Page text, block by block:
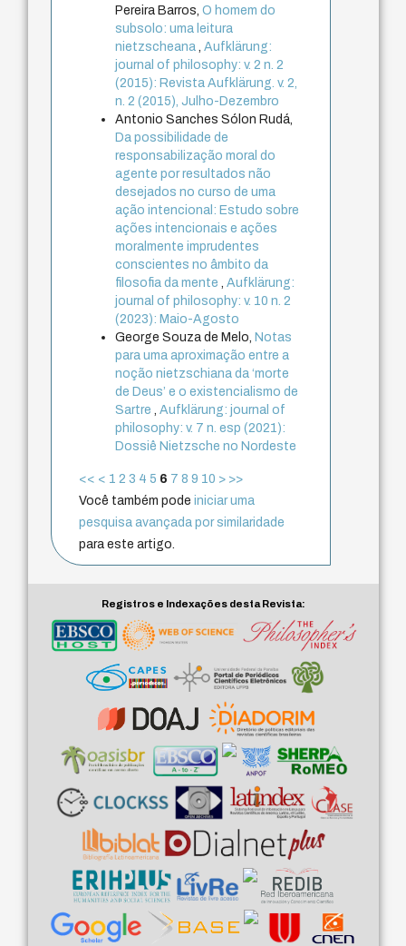
Pereira Barros,O homem do
subsolo: uma leitura
nietzscheana ,Aufklärung:
journal of philosophy: v. 2 n. 2
(2015): Revista Aufklärung. v. 2,
n. 2 (2015), Julho-Dezembro
Antonio Sanches Sólon Rudá,
Da possibilidade de
responsabilização moral do
agente por resultados não
desejados no curso de uma
ação intencional: Estudo sobre
ações intencionais e ações
moralmente imprudentes
conscientes no âmbito da
filosofia da mente
,Aufklärung:
journal of philosophy: v. 10 n. 2
(2023): Maio-Agosto
George Souza de Melo, Notas
para uma aproximação entre a
noção nietzschiana da ‘morte
de Deus’ e o existencialismo de
Sartre
,Aufklärung: journal of
philosophy: v. 7 n. esp (2021):
Dossiê Nietzsche no Nordeste
<< < 1 2 3 4 5 6 7 8 9 10 > >>
Você também podeiniciar uma
pesquisa avançada por similaridade
para este artigo.
Registros e Indexações desta Revista: